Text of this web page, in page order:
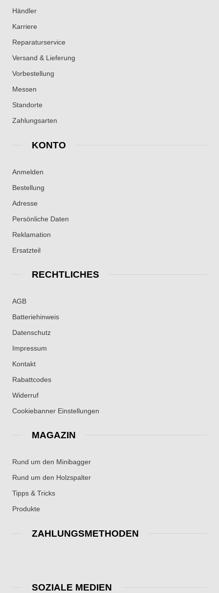
Händler
Karriere
Reparaturservice
Versand & Lieferung
Vorbestellung
Messen
Standorte
Zahlungsarten
KONTO
Anmelden
Bestellung
Adresse
Persönliche Daten
Reklamation
Ersatzteil
RECHTLICHES
AGB
Batteriehinweis
Datenschutz
Impressum
Kontakt
Rabattcodes
Widerruf
Cookiebanner Einstellungen
MAGAZIN
Rund um den Minibagger
Rund um den Holzspalter
Tipps & Tricks
Produkte
ZAHLUNGSMETHODEN
SOZIALE MEDIEN